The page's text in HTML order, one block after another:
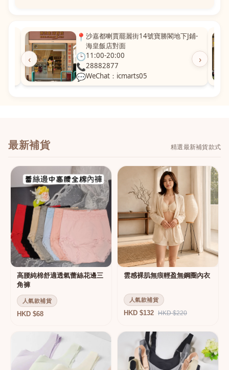
‹ ›
📍 沙嘉都喇賈罷麗街14號寶勝閣地下J鋪-
海皇飯店對面
🕒11:00-20:00
📞28882877
💬WeChat：icmarts05
最新補貨 精選最新補貨款式
高腰純棉舒適透氣蕾絲花邊三
角褲
人氣款補貨
HKD $68
雲感裸肌無痕輕盈無鋼圈內衣
人氣款補貨
HKD $132 HKD $220